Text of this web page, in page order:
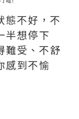
態不好，不
半想停下
難受、不舒
感到不愉